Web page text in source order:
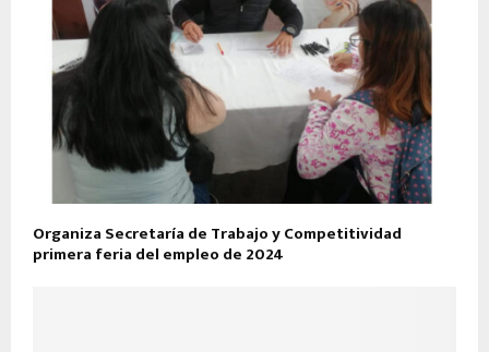
Organiza Secretaría de Trabajo y Competitividad
primera feria del empleo de 2024